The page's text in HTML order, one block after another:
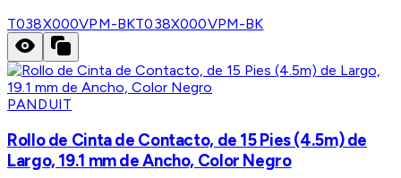
T038X000VPM-BKT038X000VPM-BK
PANDUIT
Rollo de Cinta de Contacto, de 15 Pies (4.5m) de
Largo, 19.1 mm de Ancho, Color Negro